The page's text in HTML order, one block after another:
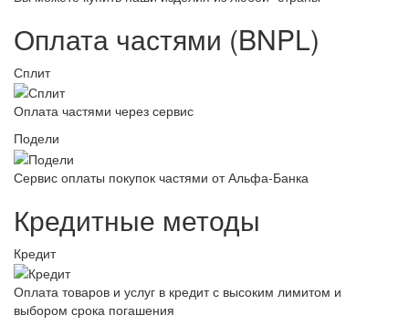
Оплата частями (BNPL)
Сплит
Оплата частями через сервис
Подели
Сервис оплаты покупок частями от Альфа-Банка
Кредитные методы
Кредит
Оплата товаров и услуг в кредит с высоким лимитом и
выбором срока погашения